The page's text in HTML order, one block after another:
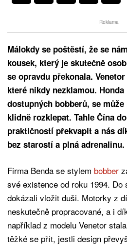
Reklama
Málokdy se poštěstí, že se
kousek, který je skutečně
se opravdu překonala.
které nikdy nezklamou. Honda
dostupných bobberů, se
klidně rozklepat. Tahle Čína
praktičností překvapit a nás
bez starostí a plná adrenalinu.
Firma Benda se stylem bobber
své existence od roku 1994.
dokázali vložit duši. Motorky z
neskutečně propracované, a i
například z modelu Venetor
těžké se přít, jestli design